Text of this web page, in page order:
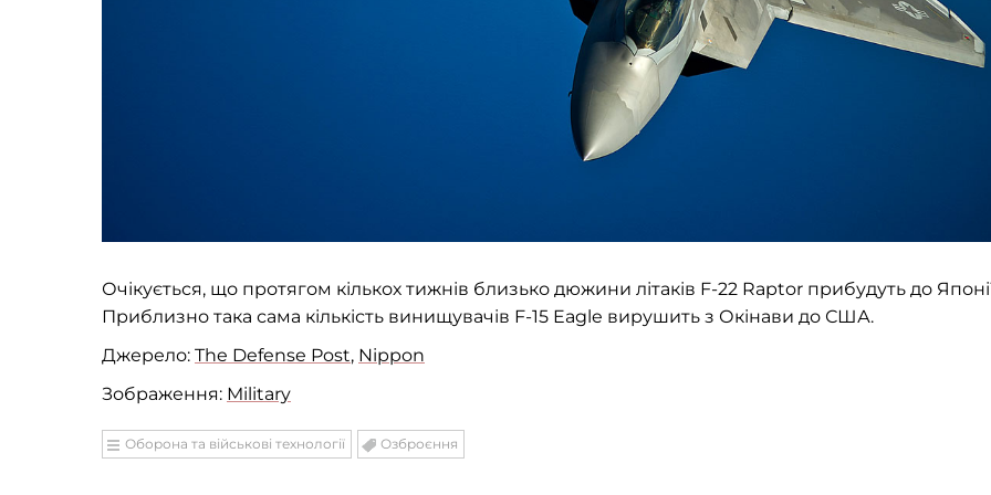
Очікується, що протягом кількох тижнів близько дюжини літаків F-22 Raptor прибудуть до
Приблизно така сама кількість винищувачів F-15 Eagle вирушить з Окінави до США.
Джерело: The Defense Post, Nippon
Зображення: Military
Оборона та військові технології Озброєння